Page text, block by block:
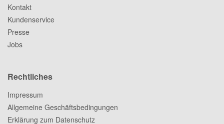
Kontakt
Kundenservice
Presse
Jobs
Rechtliches
Impressum
Allgemeine Geschäftsbedingungen
Erklärung zum Datenschutz